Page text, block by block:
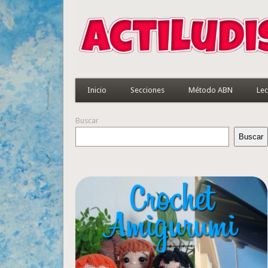
Inicio Secciones Método ABN
Buscar
Buscar